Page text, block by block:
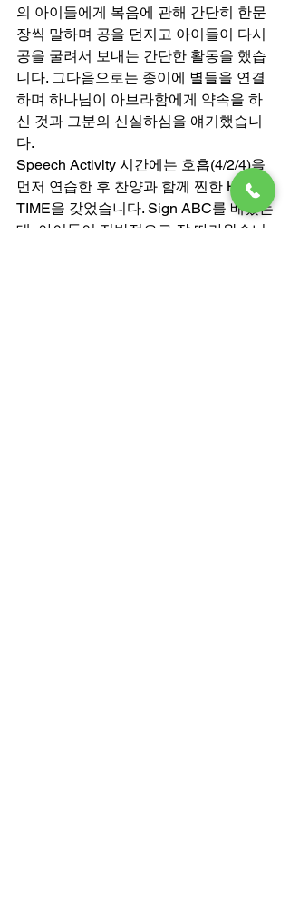
의 아이들에게 복음에 관해 간단히 한문
장씩 말하며 공을 던지고 아이들이 다시
공을 굴려서 보내는 간단한 활동을 했습
니다. 그다음으로는 종이에 별들을 연결
하며 하나님이 아브라함에게 약속을 하
신 것과 그분의 신실하심을 얘기했습니
다.
Speech Activity 시간에는 호흡(4/2/4)을
먼저 연습한 후 찬양과 함께 찐한 HUG
TIME을 갖었습니다. Sign ABC를 배웠는
데, 아이들이 전반적으로 잘 따라왔습니